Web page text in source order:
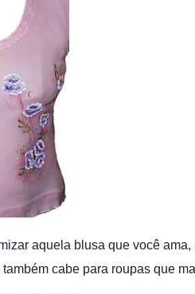
aquela blusa que você
cabe para roupas que